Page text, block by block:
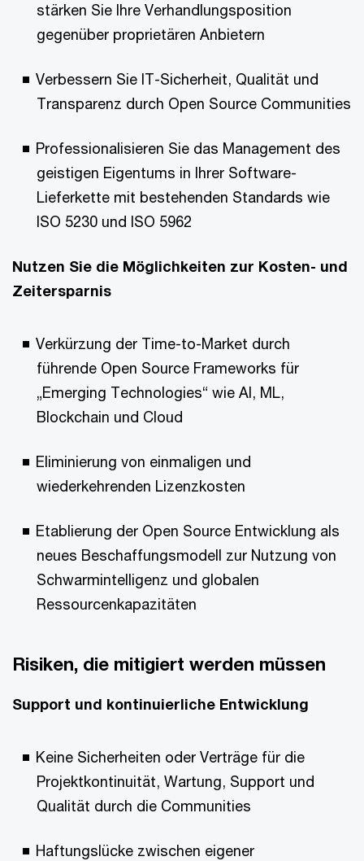
stärken Sie Ihre Verhandlungsposition
gegenüber proprietären Anbietern
Verbessern Sie IT-Sicherheit, Qualität und
Transparenz durch Open Source Communities
Professionalisieren Sie das Management des
geistigen Eigentums in Ihrer Software-
Lieferkette mit bestehenden Standards wie
ISO 5230 und ISO 5962
Nutzen Sie die Möglichkeiten zur Kosten- und
Zeitersparnis
Verkürzung der Time-to-Market durch
führende Open Source Frameworks für
„Emerging Technologies“ wie AI, ML,
Blockchain und Cloud
Eliminierung von einmaligen und
wiederkehrenden Lizenzkosten
Etablierung der Open Source Entwicklung als
neues Beschaffungsmodell zur Nutzung von
Schwarmintelligenz und globalen
Ressourcenkapazitäten
Risiken, die mitigiert werden müssen
Support und kontinuierliche Entwicklung
Keine Sicherheiten oder Verträge für die
Projektkontinuität, Wartung, Support und
Qualität durch die Communities
Haftungslücke zwischen eigener